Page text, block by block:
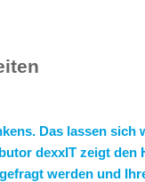
Das lassen sich
dexxIT zeigt den
werden und